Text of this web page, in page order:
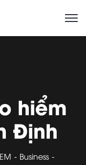
hiểm
Định
Business